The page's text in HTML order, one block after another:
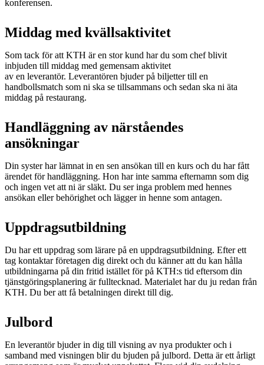
konferensen.
Middag med kvällsaktivitet
Som tack för att KTH är en stor kund har du som chef blivit
inbjuden till middag med gemensam aktivitet
av en leverantör. Leverantören bjuder på biljetter till en
handbollsmatch som ni ska se tillsammans och sedan ska ni äta
middag på restaurang.
Handläggning av närståendes
ansökningar
Din syster har lämnat in en sen ansökan till en kurs och du har fått
ärendet för handläggning. Hon har inte samma efternamn som dig
och ingen vet att ni är släkt. Du ser inga problem med hennes
ansökan eller behörighet och lägger in henne som antagen.
Uppdragsutbildning
Du har ett uppdrag som lärare på en uppdragsutbildning. Efter ett
tag kontaktar företagen dig direkt och du känner att du kan hålla
utbildningarna på din fritid istället för på KTH:s tid eftersom din
tjänstgöringsplanering är fulltecknad. Materialet har du ju redan från
KTH. Du ber att få betalningen direkt till dig.
Julbord
En leverantör bjuder in dig till visning av nya produkter och i
samband med visningen blir du bjuden på julbord. Detta är ett årligt